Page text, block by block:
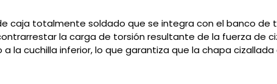
caja totalmente soldado que se integra con el banco de
la carga de torsión resultante de la fuerza de
la cuchilla inferior, lo que garantiza que la chapa